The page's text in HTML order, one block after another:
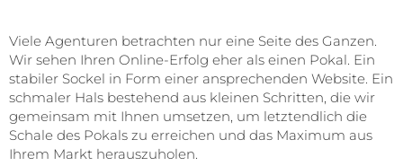
Viele Agenturen betrachten nur eine Seite des Ganzen.
Wir sehen Ihren Online-Erfolg eher als einen Pokal. Ein
stabiler Sockel in Form einer ansprechenden Website. Ein
schmaler Hals bestehend aus kleinen Schritten, die wir
gemeinsam mit Ihnen umsetzen, um letztendlich die
Schale des Pokals zu erreichen und das Maximum aus
Ihrem Markt herauszuholen.